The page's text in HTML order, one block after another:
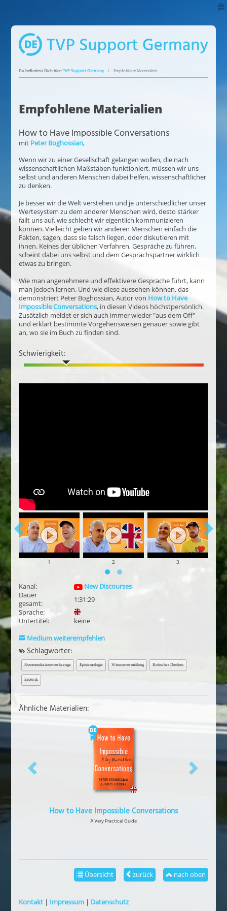
Du befindest Dich hier:TVP Support Germany Empfohlene Materialien
Empfohlene Materialien
How to Have Impossible Conversations
mit Peter Boghossian,
Wenn wir zu einer Gesellschaft gelangen wollen, die nach
wissenschaftlichen Maßstäben funktioniert, müssen wir uns
selbst und anderen Menschen dabei helfen, wissenschaftlicher
zu denken.
Je besser wir die Welt verstehen und je unterschiedlicher unser
Wertesystem zu dem anderer Menschen wird, desto stärker
fällt uns auf, wie schlecht wir eigentlich kommunizieren
können. Vielleicht geben wir anderen Menschen einfach die
Fakten, sagen, dass sie falsch liegen, oder diskutieren mit
ihnen. Keines der üblichen Verfahren, Gespräche zu führen,
scheint dabei uns selbst und dem Gesprächspartner wirklich
etwas zu bringen.
Wie man angenehmere und effektivere Gespräche führt, kann
man jedoch lernen. Und wie diese aussehen können, das
demonstriert Peter Boghossian, Autor von How to Have
Impossible Conversations, in diesen Videos höchstpersönlich.
Zusätzlich meldet er sich auch immer wieder "aus dem Off"
und erklärt bestimmte Vorgehensweisen genauer sowie gibt
an, wo sie im Buch zu finden sind.
Schwierigkeit:
1 2 3
Kanal:
New Discourses
Dauer
gesamt:
1:31:29
Sprache:
Untertitel:
keine
Medium weiterempfehlen
Schlagwörter:
Kommunikationswerkzeuge Epistemologie Wissensvermittlung Kritisches Denken
Esoterik
Ähnliche Materialien:
How to Have Impossible Conversations
A Very Practical Guide
vorheriges
nach oben
zurück
Übersicht
Kontakt | Impressum | Datenschutz